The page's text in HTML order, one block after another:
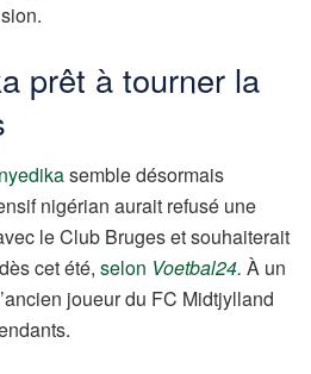
prêt à tourner la
semble désormais
nigérian aurait refusé une
le Club Bruges et souhaiterait
cet été, selon Voetbal24. À un
joueur du FC Midtjylland